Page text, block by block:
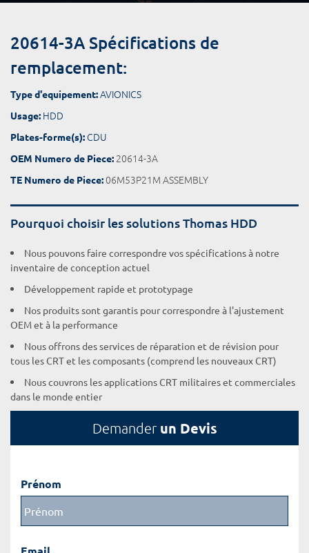
20614-3A Spécifications de
remplacement:
Type d'equipement:AVIONICS
Usage: HDD
Plates-forme(s): CDU
OEM Numero de Piece: 20614-3A
TE Numero de Piece:06M53P21M ASSEMBLY
Pourquoi choisir les solutions Thomas HDD
Nous pouvons faire correspondre vos spécifications à notre
inventaire de conception actuel
Développement rapide et prototypage
Nos produits sont garantis pour correspondre à l'ajustement
OEM et à la performance
Nous offrons des services de réparation et de révision pour
tous les CRT et les composants (comprend les nouveaux CRT)
Nous couvrons les applications CRT militaires et commerciales
dans le monde entier
Demander un Devis
Prénom